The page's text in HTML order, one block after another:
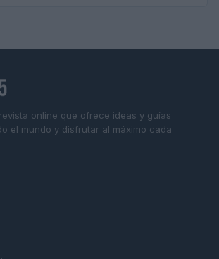
online que ofrece ideas y guías
el mundo y disfrutar al máximo cada